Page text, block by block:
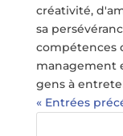
créativité,
sa
compétences
management
gens à
« Entrées